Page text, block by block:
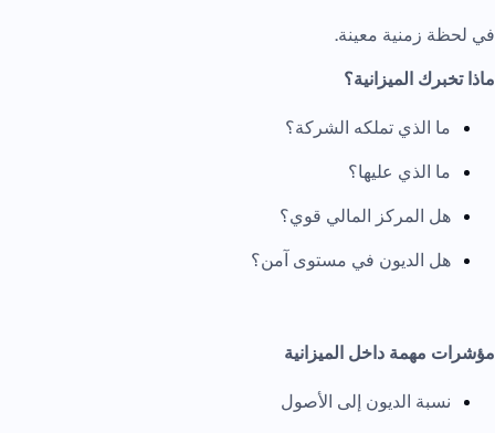
في لحظة زمنية معينة.
ماذا تخبرك الميزانية؟
ما الذي تملكه الشركة؟
ما الذي عليها؟
هل المركز المالي قوي؟
هل الديون في مستوى آمن؟
مؤشرات مهمة داخل الميزانية
نسبة الديون إلى الأصول